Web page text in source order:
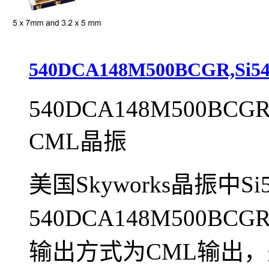
CML晶振
美国Skyworks晶振中
输出方式为CML输出